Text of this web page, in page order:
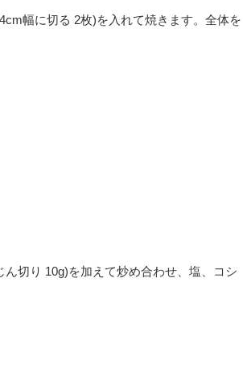
幅に切る 2枚)を入れて焼きます。全体を
切り 10g)を加えて炒め合わせ、塩、コシ